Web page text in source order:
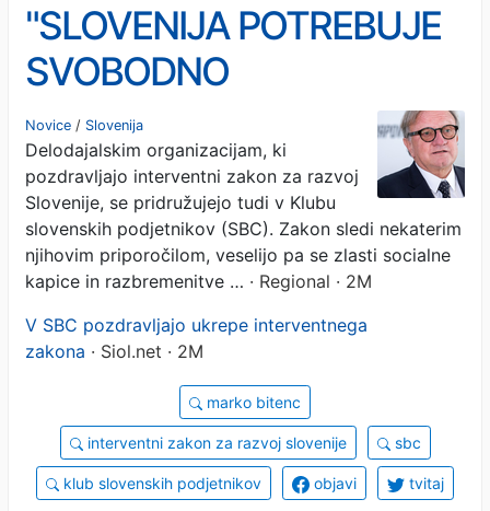
"SLOVENIJA POTREBUJE
SVOBODNO
GOSPODARSTVO": SBC
stopil v bran
interventnemu zakonu
Novice / Slovenija
Delodajalskim organizacijam, ki
pozdravljajo interventni zakon za razvoj
Slovenije, se pridružujejo tudi v Klubu
slovenskih podjetnikov (SBC). Zakon sledi nekaterim
njihovim priporočilom, veselijo pa se zlasti socialne
kapice in razbremenitve … · Regional · 2M
V SBC pozdravljajo ukrepe interventnega
zakona · Siol.net · 2M
marko bitenc
interventni zakon za razvoj slovenije sbc
klub slovenskih podjetnikov objavi tvitaj